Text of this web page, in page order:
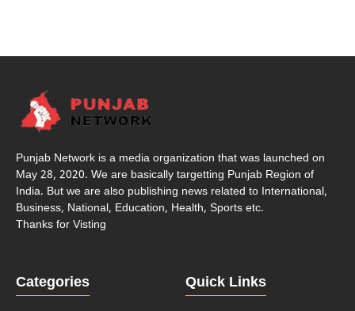
Punjab Network is a media organization that was launched on
May 28, 2020. We are basically targetting Punjab Region of
India. But we are also publishing news related to International,
Business, National, Education, Health, Sports etc.
Thanks for Visting
Categories Quick Links